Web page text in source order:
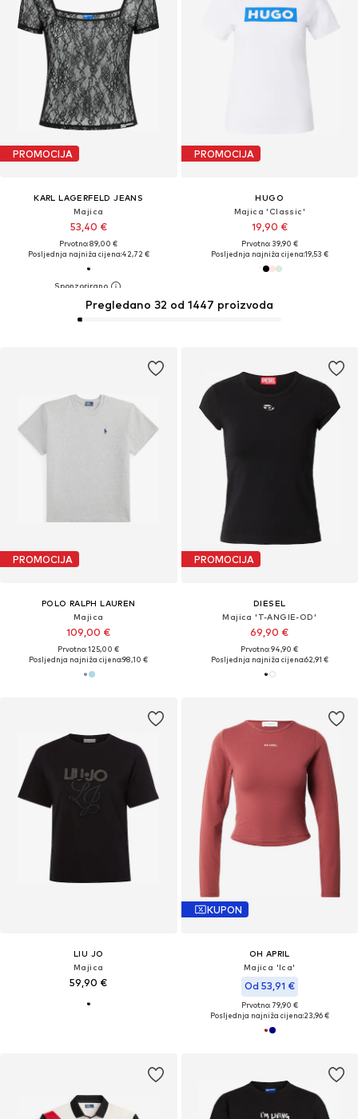
PROMOCIJA
KARL LAGERFELD JEANS
Majica
53,40 €
Prvotno: 89,00 €
Posljednja najniža cijena:42,72 €
PROMOCIJA
HUGO
Majica 'Classic'
19,90 €
Prvotno: 39,90 €
Posljednja najniža cijena:19,53 €
Pregledano 32 od 1447 proizvoda
PROMOCIJA
POLO RALPH LAUREN
Majica
109,00 €
Prvotno: 125,00 €
Posljednja najniža cijena:98,10 €
PROMOCIJA
DIESEL
Majica 'T-ANGIE-OD'
69,90 €
Prvotno: 94,90 €
Posljednja najniža cijena:62,91 €
LIU JO
Majica
59,90 €
KUPON
OH APRIL
Majica 'Ica'
Od 53,91 €
Prvotno: 79,90 €
Posljednja najniža cijena:23,96 €